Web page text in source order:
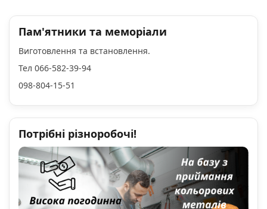
Пам'ятники та меморіали
Виготовлення та встановлення.
Тел 066-582-39-94
098-804-15-51
Потрібні різноробочі!